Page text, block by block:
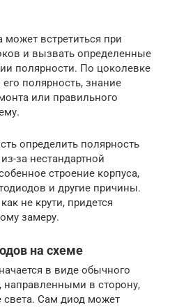
может встретиться при
и вызвать определенные
полярности. По цоколевке
полярность, знание
или правильного
определить полярность
за нестандартной
строение корпуса,
и другие причины.
не крути, придется
замеру.
на схеме
в виде обычного
направленными в сторону,
света. Сам диод может